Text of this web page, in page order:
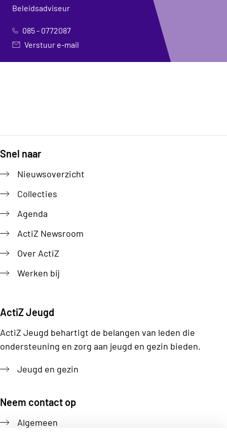
Beleidsadviseur
085 - 0772087
Verstuur e-mail
Snel naar
Nieuwsoverzicht
Collecties
Agenda
ActiZ Newsroom
Over ActiZ
Werken bij
ActiZ Jeugd
ActiZ Jeugd behartigt de belangen van leden die
ondersteuning en zorg aan jeugd en gezin bieden.
Jeugd en gezin
Neem contact op
Algemeen